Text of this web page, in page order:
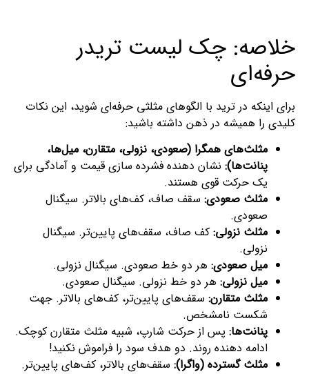
خلاصه: چک‌ لیست تریدر
حرفه‌ای
برای اینکه در ترید با الگوهای مثلثی حرفه‌ای شوید، این نکات
کلیدی را همیشه در ذهن داشته باشید:
مثلث‌های همگرا (صعودی، نزولی، متقارن، میل‌ها،
پنانت‌ها): نشان‌ دهنده فشرده‌ سازی قیمت و آمادگی برای
یک حرکت قوی هستند.
مثلث صعودی: سقف صاف، کف‌های بالاتر. سیگنال
صعودی.
مثلث نزولی: کف صاف، سقف‌های پایین‌تر. سیگنال
نزولی.
میل صعودی: هر دو خط صعودی. سیگنال نزولی.
میل نزولی: هر دو خط نزولی. سیگنال صعودی.
مثلث متقارن: سقف‌های پایین‌تر، کف‌های بالاتر. جهت
شکست نامشخص.
پنانت‌ها: پس از حرکت شارپ، شبیه مثلث متقارن کوچک.
ادامه دهنده روند. دو هدف سود را فراموش نکنید!
مثلث گسترده (واگرا): سقف‌های بالاتر، کف‌های پایین‌تر.